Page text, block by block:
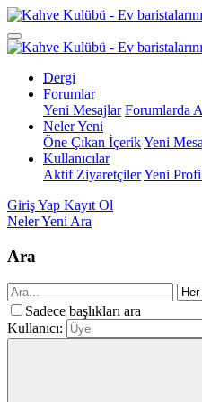
Dergi
Forumlar
Yeni Mesajlar Forumlarda
Neler Yeni
Öne Çıkan İçerikYeni
Kullanıcılar
Aktif ZiyaretçilerYeni
Giriş Yap Kayıt Ol
Neler Yeni Ara
Ara
Sadece başlıkları ara
Kullanıcı: